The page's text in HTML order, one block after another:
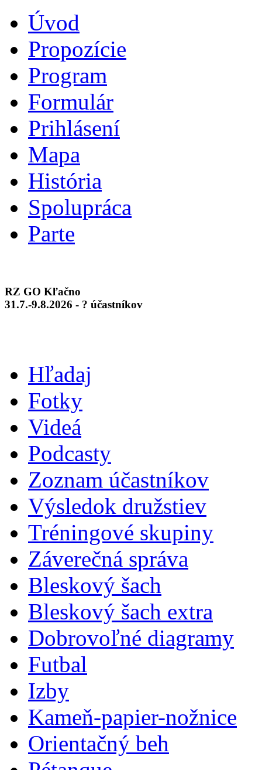
Úvod
Propozície
Program
Formulár
Prihlásení
Mapa
História
Spolupráca
Parte
RZ GO Kľačno
31.7.-9.8.2026 - ? účastníkov
Hľadaj
Fotky
Videá
Podcasty
Zoznam účastníkov
Výsledok družstiev
Tréningové skupiny
Záverečná správa
Bleskový šach
Bleskový šach extra
Dobrovoľné diagramy
Futbal
Izby
Kameň-papier-nožnice
Orientačný beh